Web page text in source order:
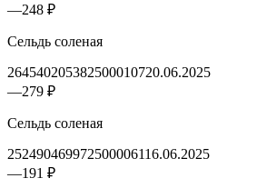
—248 ₽
Сельдь соленая
264540205382500010720.06.2025
—279 ₽
Сельдь соленая
252490469972500006116.06.2025
—191 ₽